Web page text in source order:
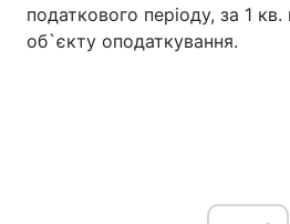
податкового періоду, за 1 кв.
об`єкту оподаткування.